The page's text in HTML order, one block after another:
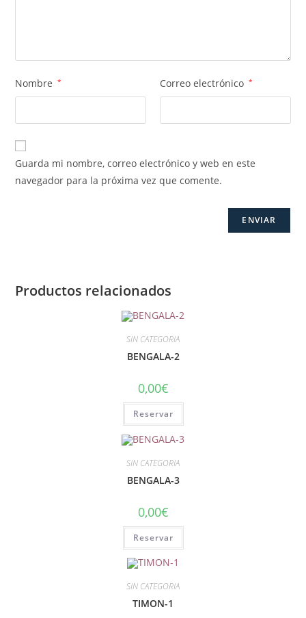
Nombre * Correo electrónico *
Guarda mi nombre, correo electrónico y web en este
navegador para la próxima vez que comente.
Productos relacionados
SIN CATEGORIA
BENGALA-2
0,00€
Reservar
SIN CATEGORIA
BENGALA-3
0,00€
Reservar
SIN CATEGORIA
TIMON-1